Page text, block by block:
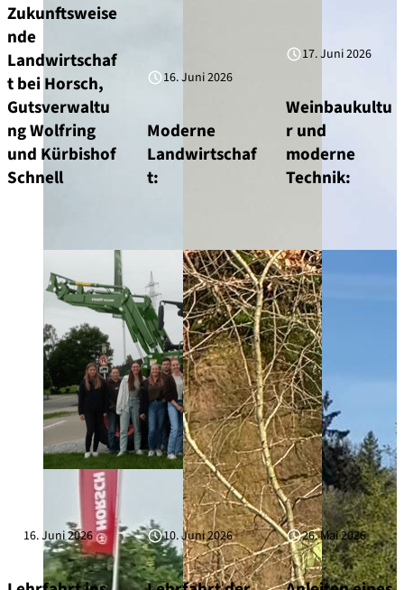
Zukunftsweise
nde
Landwirtschaf
t bei Horsch,
Gutsverwaltu
ng Wolfring
und Kürbishof
Schnell
16. Juni 2026
Moderne
Landwirtschaf
t:
17. Juni 2026
Weinbaukultu
r und
moderne
Technik:
16. Juni 2026 10. Juni 2026 26. Mai 2026